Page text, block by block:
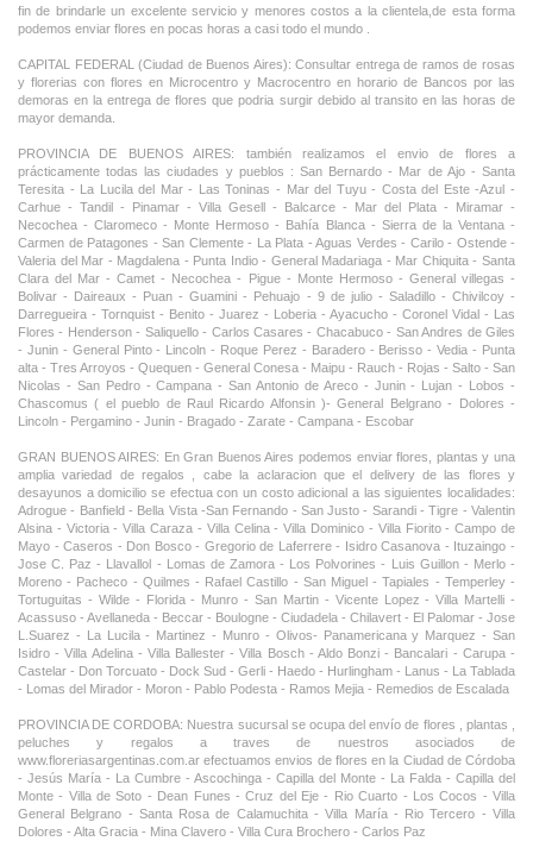
fin de brindarle un excelente servicio y menores costos a la clientela,de esta forma
podemos enviar flores en pocas horas a casi todo el mundo .
CAPITAL FEDERAL (Ciudad de Buenos Aires): Consultar entrega de ramos de rosas
y florerias con flores en Microcentro y Macrocentro en horario de Bancos por las
demoras en la entrega de flores que podria surgir debido al transito en las horas de
mayor demanda.
PROVINCIA DE BUENOS AIRES: también realizamos el envio de flores a
prácticamente todas las ciudades y pueblos : San Bernardo - Mar de Ajo - Santa
Teresita - La Lucila del Mar - Las Toninas - Mar del Tuyu - Costa del Este -Azul -
Carhue - Tandil - Pinamar - Villa Gesell - Balcarce - Mar del Plata - Miramar -
Necochea - Claromeco - Monte Hermoso - Bahía Blanca - Sierra de la Ventana -
Carmen de Patagones - San Clemente - La Plata - Aguas Verdes - Carilo - Ostende -
Valeria del Mar - Magdalena - Punta Indio - General Madariaga - Mar Chiquita - Santa
Clara del Mar - Camet - Necochea - Pigue - Monte Hermoso - General villegas -
Bolivar - Daireaux - Puan - Guamini - Pehuajo - 9 de julio - Saladillo - Chivilcoy -
Darregueira - Tornquist - Benito - Juarez - Loberia - Ayacucho - Coronel Vidal - Las
Flores - Henderson - Saliquello - Carlos Casares - Chacabuco - San Andres de Giles
- Junin - General Pinto - Lincoln - Roque Perez - Baradero - Berisso - Vedia - Punta
alta - Tres Arroyos - Quequen - General Conesa - Maipu - Rauch - Rojas - Salto - San
Nicolas - San Pedro - Campana - San Antonio de Areco - Junin - Lujan - Lobos -
Chascomus ( el pueblo de Raul Ricardo Alfonsin )- General Belgrano - Dolores -
Lincoln - Pergamino - Junin - Bragado - Zarate - Campana - Escobar
GRAN BUENOS AIRES: En Gran Buenos Aires podemos enviar flores, plantas y una
amplia variedad de regalos , cabe la aclaracion que el delivery de las flores y
desayunos a domicilio se efectua con un costo adicional a las siguientes localidades:
Adrogue - Banfield - Bella Vista -San Fernando - San Justo - Sarandi - Tigre - Valentin
Alsina - Victoria - Villa Caraza - Villa Celina - Villa Dominico - Villa Fiorito - Campo de
Mayo - Caseros - Don Bosco - Gregorio de Laferrere - Isidro Casanova - Ituzaingo -
Jose C. Paz - Llavallol - Lomas de Zamora - Los Polvorines - Luis Guillon - Merlo -
Moreno - Pacheco - Quilmes - Rafael Castillo - San Miguel - Tapiales - Temperley -
Tortuguitas - Wilde - Florida - Munro - San Martin - Vicente Lopez - Villa Martelli -
Acassuso - Avellaneda - Beccar - Boulogne - Ciudadela - Chilavert - El Palomar - Jose
L.Suarez - La Lucila - Martinez - Munro - Olivos- Panamericana y Marquez - San
Isidro - Villa Adelina - Villa Ballester - Villa Bosch - Aldo Bonzi - Bancalari - Carupa -
Castelar - Don Torcuato - Dock Sud - Gerli - Haedo - Hurlingham - Lanus - La Tablada
- Lomas del Mirador - Moron - Pablo Podesta - Ramos Mejia - Remedios de Escalada
PROVINCIA DE CORDOBA: Nuestra sucursal se ocupa del envío de flores , plantas ,
peluches y regalos a traves de nuestros asociados de
www.floreriasargentinas.com.ar efectuamos envios de flores en la Ciudad de Córdoba
- Jesús María - La Cumbre - Ascochinga - Capilla del Monte - La Falda - Capilla del
Monte - Villa de Soto - Dean Funes - Cruz del Eje - Rio Cuarto - Los Cocos - Villa
General Belgrano - Santa Rosa de Calamuchita - Villa María - Rio Tercero - Villa
Dolores - Alta Gracia - Mina Clavero - Villa Cura Brochero - Carlos Paz